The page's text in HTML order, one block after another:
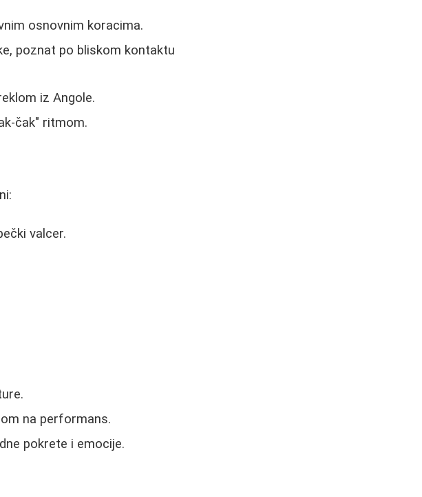
osnovnim koracima.
poznat po bliskom kontaktu
iz Angole.
čak" ritmom.
valcer.
na performans.
pokrete i emocije.